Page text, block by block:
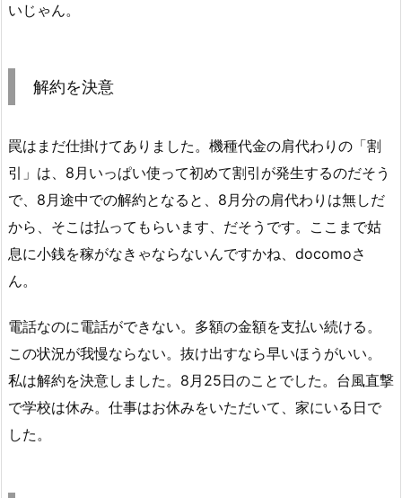
いじゃん。
解約を決意
罠はまだ仕掛けてありました。機種代金の肩代わりの「割
引」は、8月いっぱい使って初めて割引が発生するのだそう
で、8月途中での解約となると、8月分の肩代わりは無しだ
から、そこは払ってもらいます、だそうです。ここまで姑
息に小銭を稼がなきゃならないんですかね、docomoさ
ん。
電話なのに電話ができない。多額の金額を支払い続ける。
この状況が我慢ならない。抜け出すなら早いほうがいい。
私は解約を決意しました。8月25日のことでした。台風直撃
で学校は休み。仕事はお休みをいただいて、家にいる日で
した。